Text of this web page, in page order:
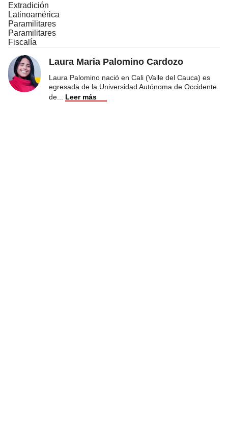
Extradición
Latinoamérica
Paramilitares
Paramilitares
Fiscalía
Laura Maria Palomino Cardozo
Laura Palomino nació en Cali (Valle del Cauca) es
egresada de la Universidad Autónoma de Occidente
de
Leer más